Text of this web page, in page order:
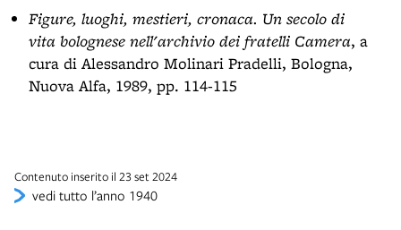
Figure, luoghi, mestieri, cronaca. Un secolo di
vita bolognese nell'archivio dei fratelli Camera, a
cura di Alessandro Molinari Pradelli, Bologna,
Nuova Alfa, 1989, pp. 114-115
Contenuto inserito il 23 set 2024
vedi tutto l’anno 1940